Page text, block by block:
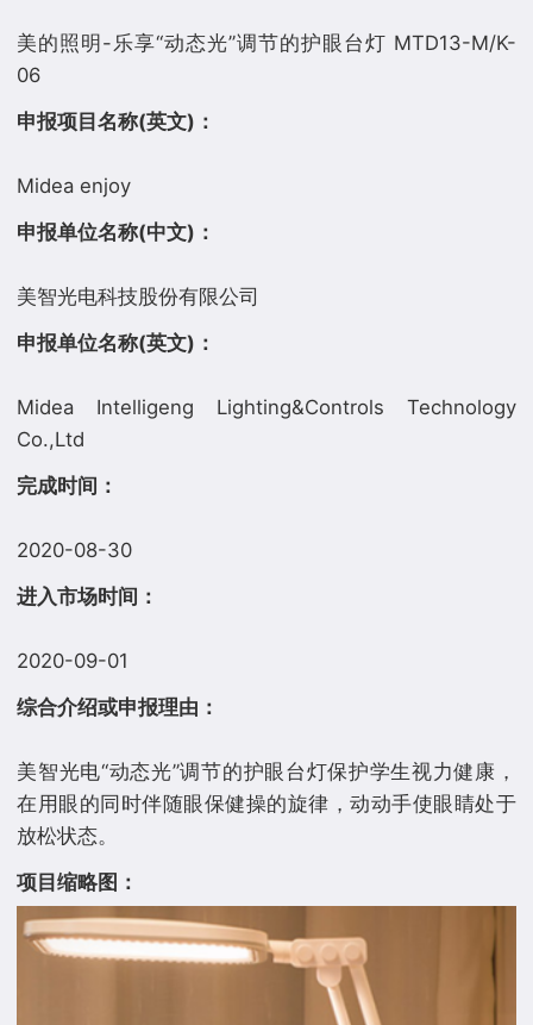
美的照明-乐享“动态光”调节的护眼台灯 MTD13-M/K-
申报项目名称(英文)：
申报单位名称(中文)：
申报单位名称(英文)：
Midea Intelligeng Lighting&Controls Technology
完成时间：
进入市场时间：
综合介绍或申报理由：
美智光电“动态光”调节的护眼台灯保护学生视力健康，
在用眼的同时伴随眼保健操的旋律，动动手使眼睛处于
项目缩略图：